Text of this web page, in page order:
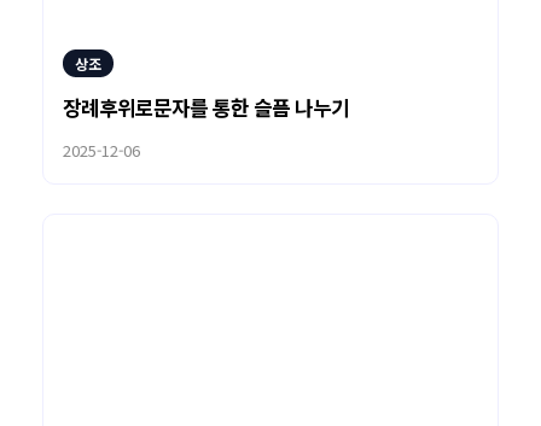
상조
장례후위로문자를 통한 슬픔 나누기
2025-12-06